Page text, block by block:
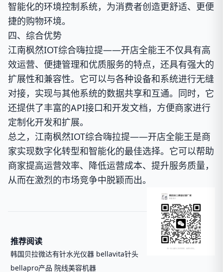
智能化的环境控制系统，为消费者创造更舒适、更便
捷的购物环境。
四、综合优势
江南枫然IOT综合嗨拉提——开店全能王不仅具有高
效运营、便捷管理和优质服务的特点，还具有强大的
扩展性和兼容性。它可以与各种设备和系统进行无缝
对接，实现与其他系统的数据共享和互通。同时，它
还提供了丰富的API接口和开发文档，方便商家进行
定制化开发和扩展。
总之，江南枫然IOT综合嗨拉提——开店全能王是商
家实现数字化转型和智能化的最佳选择。它可以帮助
商家提高运营效率、降低运营成本、提升服务质量，
从而在激烈的市场竞争中脱颖而出。
推荐阅读
韩国贝拉微达有针水光仪器 bellavita针头
bellapro产品 院线美容机器